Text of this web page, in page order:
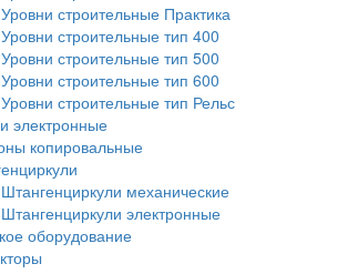
Уровни строительные Практика
Уровни строительные тип 400
Уровни строительные тип 500
Уровни строительные тип 600
Уровни строительные тип Рельс
электронные
копировальные
Штангенциркули механические
Штангенциркули электронные
оборудование